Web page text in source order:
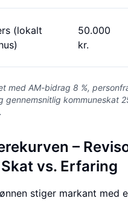
(lokalt
50.000
kr.
med AM-bidrag 8 %,
gennemsnitlig kommuneskat
–
vs. Erfaring
stiger markant med